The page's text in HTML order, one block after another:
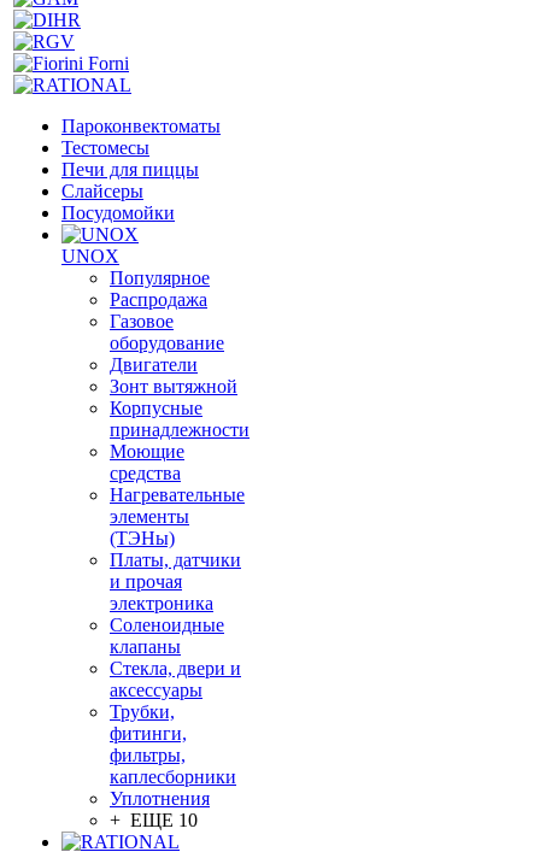
Пароконвектоматы
Тестомесы
Печи для пиццы
Слайсеры
Посудомойки
UNOX
Популярное
Распродажа
Газовое
оборудование
Двигатели
Зонт вытяжной
Корпусные
принадлежности
Моющие
средства
Нагревательные
элементы
(ТЭНы)
Платы, датчики
и прочая
электроника
Соленоидные
клапаны
Стекла, двери и
аксессуары
Трубки,
фитинги,
фильтры,
каплесборники
Уплотнения
+ ЕЩЕ 10